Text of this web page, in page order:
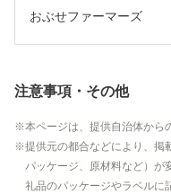
おぶせファーマーズ
注意事項・その他
本ページは、提供自治体から
提供元の都合などにより、掲
パッケージ、原材料など）が
礼品のパッケージやラベルに